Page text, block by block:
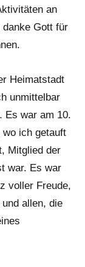
an
Gott für
Heimatstadt
unmittelbar
Es war am 10.
wo ich getauft
Mitglied der
war. Es war
voller Freude,
allen, die